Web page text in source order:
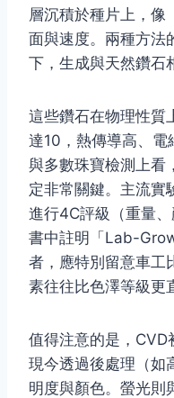
層沉積於種片上，像
面與速度。兩種方法
下，生成與天然鑽石
這些鑽石在物理性質
達10，熱傳導高、
與多數珠寶檢測上看
定非常關鍵。主流實
進行4C評級（重量
書中註明「Lab-
者，應特別留意車工
素往往比色澤等級更
值得注意的是，CVD
現今透過後處理（如
明度與顏色。螢光則